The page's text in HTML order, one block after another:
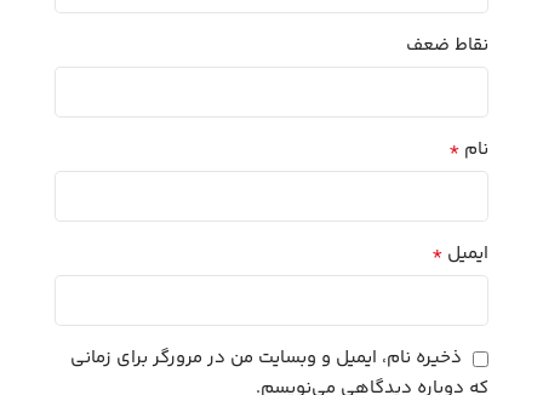
نقاط ضعف
نام *
ایمیل *
ذخیره نام، ایمیل و وبسایت من در مرورگر برای زمانی
که دوباره دیدگاهی می‌نویسم.